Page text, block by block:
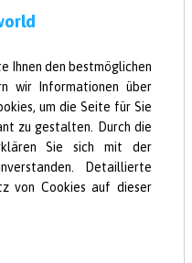
Ihnen den bestmöglichen
wir Informationen über
um die Seite für Sie
zu gestalten. Durch die
Sie sich mit der
Detaillierte
von Cookies auf dieser